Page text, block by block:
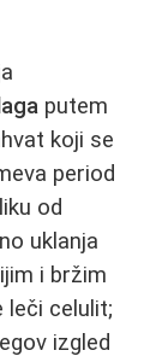
putem
koji se
period
od
uklanja
i bržim
leči celulit;
izgled